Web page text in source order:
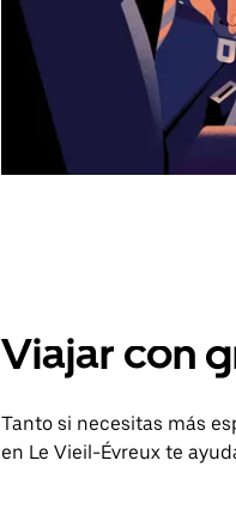
Viajar con
Tanto si necesitas más
en Le Vieil-Évreux te